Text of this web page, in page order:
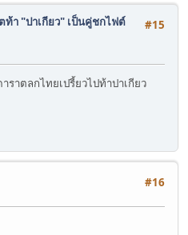
#15
า "ปาเกียว" เป็นคู่ชกไฟต์
าตลกไทยเปรี้ยวไปท้าปาเกียว
#16